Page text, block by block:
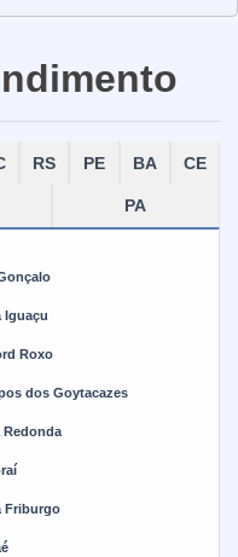
alta qualidade, o que
e controle. Além disso,
para cortar cabos e
eletrodomésticos,
computador e outros
pode ser usado por
para sua oficina, o
Ele é resistente,
Com ele, você
RS PE BA CE
PA
Iguaçu
Roxo
dos Goytacazes
Redonda
Friburgo